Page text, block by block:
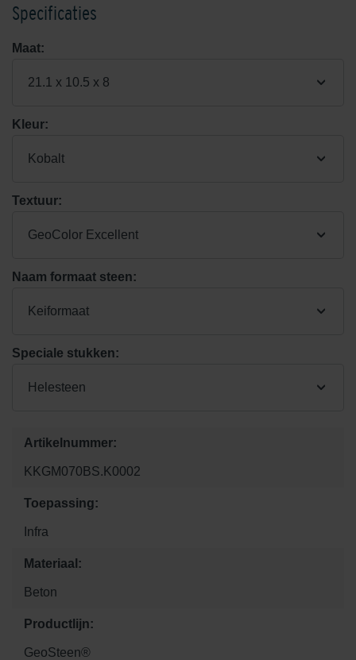
Specificaties
Maat:
21.1 x 10.5 x 8
Kleur:
Kobalt
Textuur:
GeoColor Excellent
Naam formaat steen:
Keiformaat
Speciale stukken:
Helesteen
Artikelnummer:
KKGM070BS.K0002
Toepassing:
Infra
Materiaal:
Beton
Productlijn:
GeoSteen®